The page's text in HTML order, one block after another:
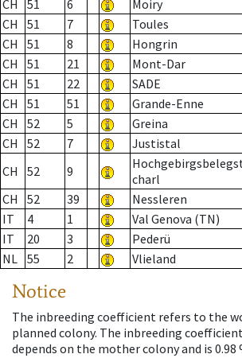
CH 51 6 Moiry
CH
51 7 Toules
CH
51 8 Hongrin
CH
51 21 Mont-Dar
CH
51 22 SADE
CH
51 51 Grande-Enne
CH
52 5 Greina
CH
52 7 Justistal
CH
52 9
charl
CH
52 39 Nessleren
IT
4 1 Val Genova (TN)
IT
20 3 Pederü
NL 55 2 Vlieland
Notice
The inbreeding coefficient refers to the
planned colony. The inbreeding
depends on the mother colony and is 0.98